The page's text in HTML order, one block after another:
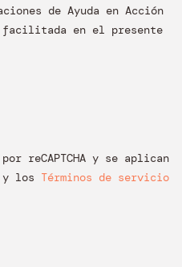
de Ayuda en Acción
facilitada en el presente
reCAPTCHA y se aplican
y los Términos de servicio